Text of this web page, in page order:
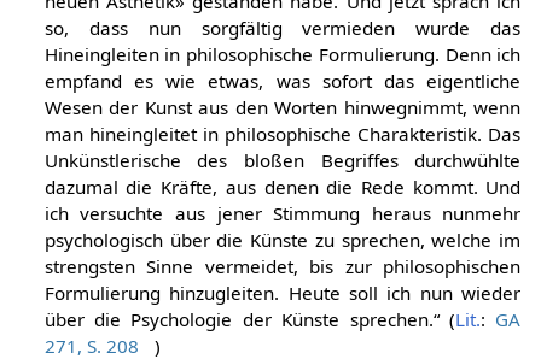
so, dass nun sorgfältig vermieden wurde das
Hineingleiten in philosophische Formulierung. Denn ich
empfand es wie etwas, was sofort das eigentliche
Wesen der Kunst aus den Worten hinwegnimmt, wenn
man hineingleitet in philosophische Charakteristik. Das
Unkünstlerische des bloßen Begriffes durchwühlte
dazumal die Kräfte, aus denen die Rede kommt. Und
ich versuchte aus jener Stimmung heraus nunmehr
psychologisch über die Künste zu sprechen, welche im
strengsten Sinne vermeidet, bis zur philosophischen
Formulierung hinzugleiten. Heute soll ich nun wieder
über die Psychologie der Künste sprechen.“ (Lit.: GA
271, S. 208
)